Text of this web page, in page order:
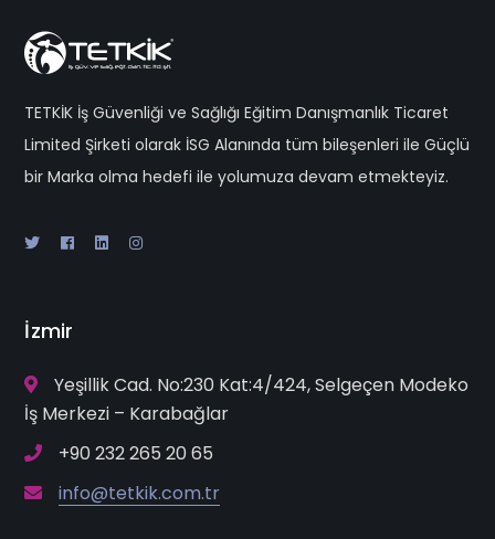
TETKİK İş Güvenliği ve Sağlığı Eğitim Danışmanlık Ticaret
Limited Şirketi olarak İSG Alanında tüm bileşenleri ile Güçlü
bir Marka olma hedefi ile yolumuza devam etmekteyiz.
İzmir
Yeşillik Cad. No:230 Kat:4/424, Selgeçen Modeko
İş Merkezi – Karabağlar
+90 232 265 20 65
info@tetkik.com.tr